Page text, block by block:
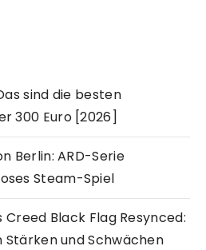
sind die besten
300 Euro [2026]
Berlin: ARD-Serie
Steam-Spiel
Creed Black Flag Resynced:
Stärken und Schwächen